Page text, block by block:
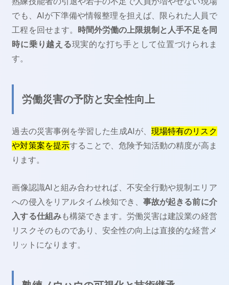
でも、AIが下準備や情報整理を担えば、限られた人員で
工程を回せます。 時間外労働の上限規制と人手不足を同
時に乗り越える現実的な打ち手として位置づけられま
す。
労働災害の予防と安全性向上
過去の災害事例を学習した生成AIが、 現場特有のリスク
や対策案を提示することで、危険予知活動の精度が高ま
ります。
画像認識AIと組み合わせれば、不安全行動や規制エリア
への侵入をリアルタイム検知でき、事故が起きる前に介
入する仕組みも構築できます。労働災害は建設業の経営
リスクそのものであり、安全性の向上は直接的な経営メ
リットになります。